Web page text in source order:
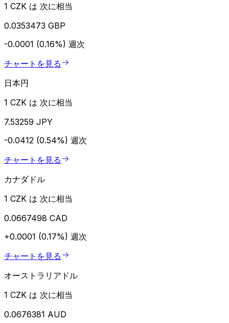
1 CZK は 次に相当
0.0353473 GBP
-0.0001 (0.16%) 週次
チャートを見る
日本円
1 CZK は 次に相当
7.53259 JPY
-0.0412 (0.54%) 週次
チャートを見る
カナダドル
1 CZK は 次に相当
0.0667498 CAD
+0.0001 (0.17%) 週次
チャートを見る
オーストラリアドル
1 CZK は 次に相当
0.0676381 AUD